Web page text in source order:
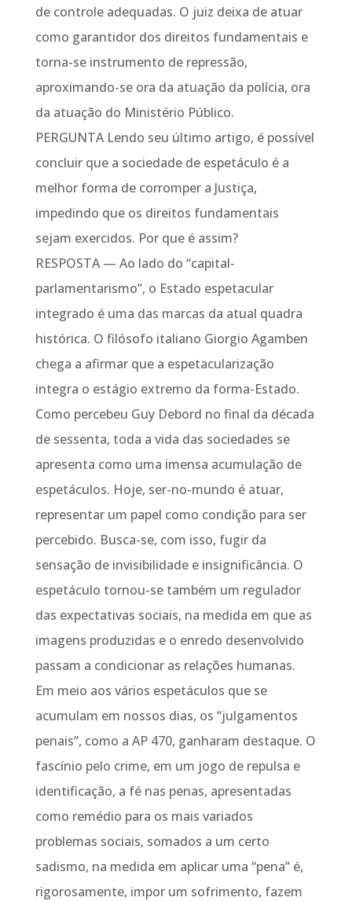
de controle adequadas. O juiz deixa de atuar
como garantidor dos direitos fundamentais e
torna-se instrumento de repressão,
aproximando-se ora da atuação da polícia, ora
da atuação do Ministério Público.
PERGUNTA Lendo seu último artigo, é possível
concluir que a sociedade de espetáculo é a
melhor forma de corromper a Justiça,
impedindo que os direitos fundamentais
sejam exercidos. Por que é assim?
RESPOSTA — Ao lado do “capital-
parlamentarismo”, o Estado espetacular
integrado é uma das marcas da atual quadra
histórica. O filósofo italiano Giorgio Agamben
chega a afirmar que a espetacularização
integra o estágio extremo da forma-Estado.
Como percebeu Guy Debord no final da década
de sessenta, toda a vida das sociedades se
apresenta como uma imensa acumulação de
espetáculos. Hoje, ser-no-mundo é atuar,
representar um papel como condição para ser
percebido. Busca-se, com isso, fugir da
sensação de invisibilidade e insignificância. O
espetáculo tornou-se também um regulador
das expectativas sociais, na medida em que as
imagens produzidas e o enredo desenvolvido
passam a condicionar as relações humanas.
Em meio aos vários espetáculos que se
acumulam em nossos dias, os “julgamentos
penais”, como a AP 470, ganharam destaque. O
fascínio pelo crime, em um jogo de repulsa e
identificação, a fé nas penas, apresentadas
como remédio para os mais variados
problemas sociais, somados a um certo
sadismo, na medida em aplicar uma “pena” é,
rigorosamente, impor um sofrimento, fazem